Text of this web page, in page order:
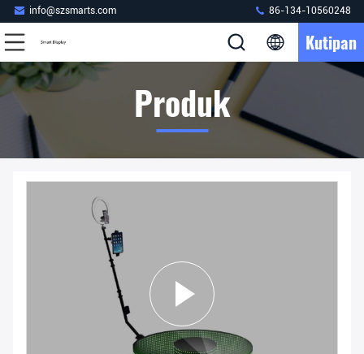
info@szsmarts.com 86-134-10560248
Kutipan
Produk